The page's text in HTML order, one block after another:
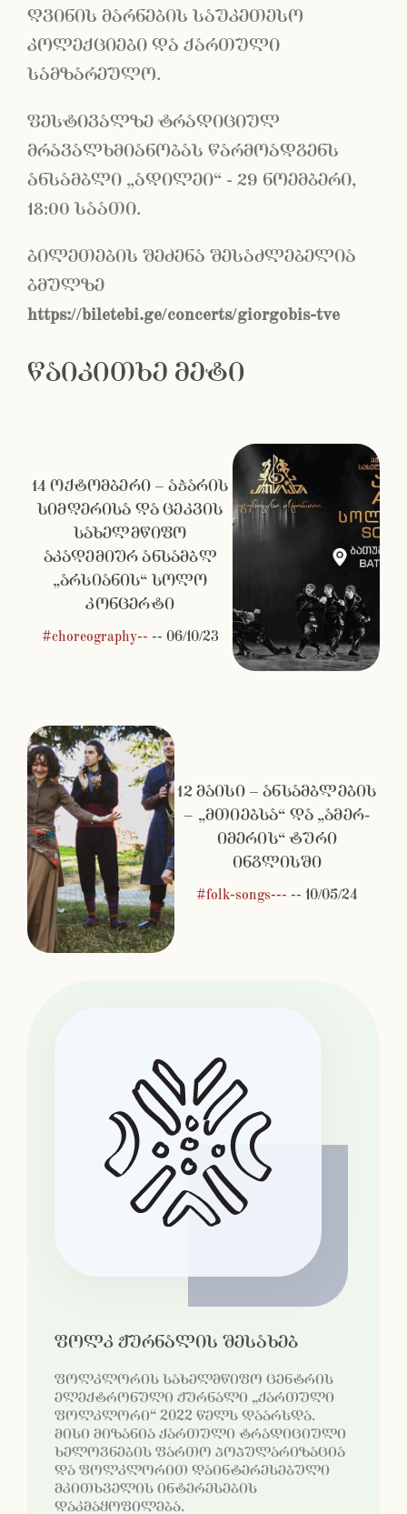
ღვინის მარნების საუკეთესო
კოლექციები და ქართული
სამზარეულო.
ფესტივალზე ტრადიციულ
მრავალხმიანობას წარმოადგენს
ანსამბლი „ადილეი“ - 29 ნოემბერი,
18:00 საათი.
ბილეთების შეძენა შესაძლებელია
ბმულზე
https://biletebi.ge/concerts/giorgobis-tve
წაიკითხე მეტი
14 ოქტომბერი – აჭარის
სიმღერისა და ცეკვის
სახელმწიფო
აკადემიურ ანსამბლ
„არსიანის“ სოლო
კონცერტი
#choreography-- -- 06/10/23
12 მაისი – ანსამბლების
– „მთიებსა“ და „ამერ-
იმერის“ ტური
ინგლისში
#folk-songs--- -- 10/05/24
ფოლკ ჟურნალის შესახებ
ფოლკლორის სახელმწიფო ცენტრის
ელექტრონული ჟურნალი „ქართული
ფოლკლორი“ 2022 წელს დაარსდა.
მისი მიზანია ქართული ტრადიციული
ხელოვნების ფართო პოპულარიზაცია
და ფოლკლორით დაინტერესებული
მკითხველის ინტერესების
დაკმაყოფილება.